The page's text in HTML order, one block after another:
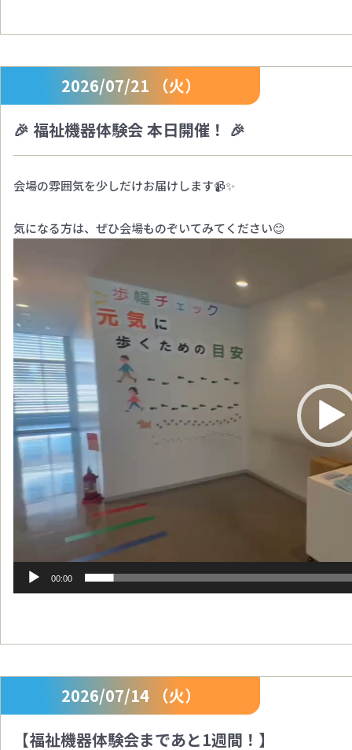
2026/07/21 （火）
🎉 福祉機器体験会 本日開催！ 🎉
会場の雰囲気を少しだけお届けします📹✨
気になる方は、ぜひ会場ものぞいてみてください😊
レ
ー
ヤ
ー
00:00
2026/07/14 （火）
【福祉機器体験会まであと1週間！】